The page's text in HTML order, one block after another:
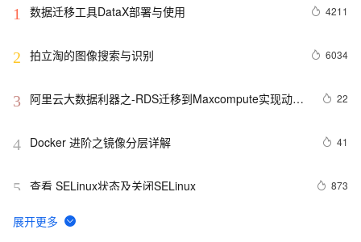
1 数据迁移工具DataX部署与使用 4211
2 拍立淘的图像搜索与识别 6034
3
阿里云大数据利器之-RDS迁移到Maxcompute实现动态
22
4 Docker 进阶之镜像分层详解 41
5 查看 SELinux状态及关闭SELinux 873
6
剑池CDK开发工具介绍  |  《平头哥剑池CDK快速上手指